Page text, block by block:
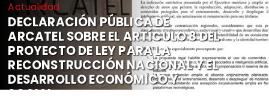
Actualidad
DECLARACIÓN PÚBLICA DE
ARCATEL SOBRE EL ARTÍCULO 8 DEL
PROYECTO DE LEY PARA LA
RECONSTRUCCIÓN NACIONAL Y EL
DESARROLLO ECONÓMICO Y
SOCIAL